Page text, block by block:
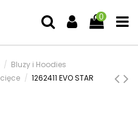
0
Bluzy i Hoodies
1262411 EVO STAR